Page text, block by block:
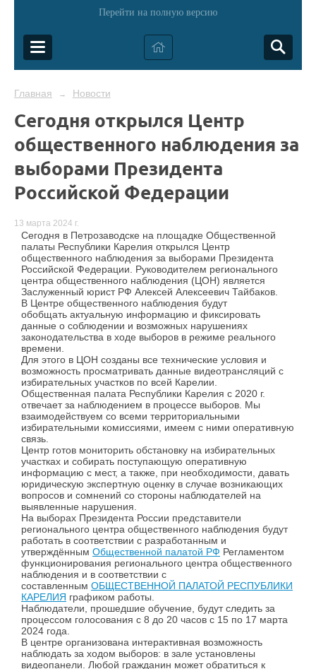
Перейти на полную версию
Главная → Новости
Сегодня открылся Центр
общественного наблюдения за
выборами Президента
Российской Федерации
13 марта 2024 г.
Сегодня в Петрозаводске на площадке Общественной
палаты Республики Карелия открылся Центр
общественного наблюдения за выборами Президента
Российской Федерации. Руководителем регионального
центра общественного наблюдения (ЦОН) является
Заслуженный юрист РФ Алексей Алексеевич Тайбаков.
В Центре общественного наблюдения будут
обобщать актуальную информацию и фиксировать
данные о соблюдении и возможных нарушениях
законодательства в ходе выборов в режиме реального
времени.
Для этого в ЦОН созданы все технические условия и
возможность просматривать данные видеотрансляций с
избирательных участков по всей Карелии.
Общественная палата Республики Карелия с 2020 г.
отвечает за наблюдением в процессе выборов. Мы
взаимодействуем со всеми территориальными
избирательными комиссиями, имеем с ними оперативную
связь.
Центр готов мониторить обстановку на избирательных
участках и собирать поступающую оперативную
информацию с мест, а также, при необходимости, давать
юридическую экспертную оценку в случае возникающих
вопросов и сомнений со стороны наблюдателей на
выявленные нарушения.
На выборах Президента России представители
регионального центра общественного наблюдения будут
работать в соответствии с разработанным и
утверждённым Общественной палатой РФ Регламентом
функционирования регионального центра общественного
наблюдения и в соответствии с
составленным ОБЩЕСТВЕННОЙ ПАЛАТОЙ РЕСПУБЛИКИ
КАРЕЛИЯ графиком работы.
Наблюдатели, прошедшие обучение, будут следить за
процессом голосования с 8 до 20 часов с 15 по 17 марта
2024 года.
В центре организована интерактивная возможность
наблюдать за ходом выборов: в зале установлены
видеопанели. Любой гражданин может обратиться к